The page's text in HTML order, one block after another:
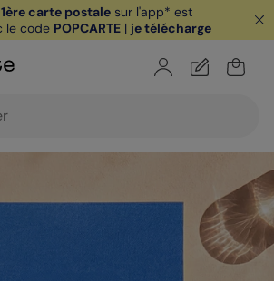
1ère carte postale sur l'app* est
le code POPCARTE| je télécharge